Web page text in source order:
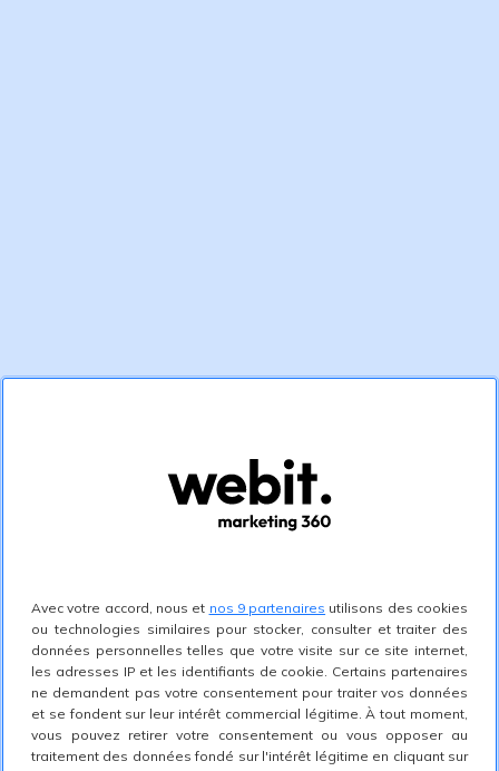
Avec votre accord, nous et nos 9 partenaires utilisons des cookies
ou technologies similaires pour stocker, consulter et traiter des
données personnelles telles que votre visite sur ce site internet,
les adresses IP et les identifiants de cookie. Certains partenaires
ne demandent pas votre consentement pour traiter vos données
et se fondent sur leur intérêt commercial légitime. À tout moment,
vous pouvez retirer votre consentement ou vous opposer au
traitement des données fondé sur l'intérêt légitime en cliquant sur